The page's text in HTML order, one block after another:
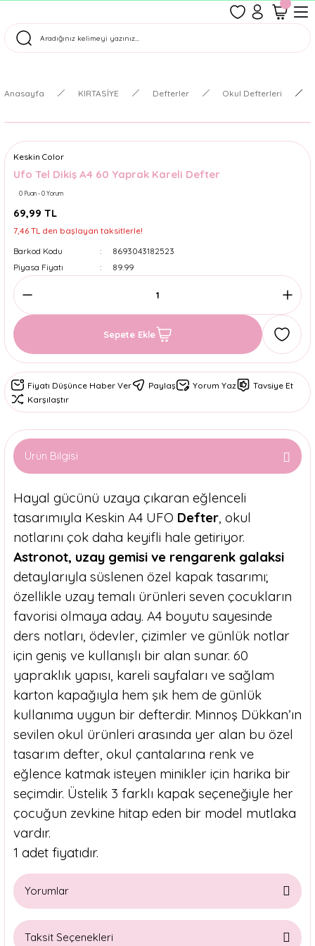
Tüm Siparişler Aynı Gün Kargoda!
Anasayfa KIRTASİYE Defterler Okul Defterleri
Keskin Color
Ufo Tel Dikiş A4 60 Yaprak Kareli Defter
0 Puan - 0 Yorum
69,99 TL
7,46 TL den başlayan taksitlerle!
Barkod Kodu
8693043182523
Piyasa Fiyatı
89.99
Sepete Ekle
Fiyatı Düşünce Haber Ver Paylaş Yorum Yaz
Tavsiye Et
Karşılaştır
Ürün Bilgisi
Hayal gücünü uzaya çıkaran eğlenceli
tasarımıyla Keskin A4 UFO Defter, okul
notlarını çok daha keyifli hale getiriyor.
Astronot, uzay gemisi ve rengarenk galaksi
detaylarıyla süslenen özel kapak tasarımı;
özellikle uzay temalı ürünleri seven çocukların
favorisi olmaya aday. A4 boyutu sayesinde
ders notları, ödevler, çizimler ve günlük notlar
için geniş ve kullanışlı bir alan sunar. 60
yapraklık yapısı, kareli sayfaları ve sağlam
karton kapağıyla hem şık hem de günlük
kullanıma uygun bir defterdir. Minnoş Dükkan’ın
sevilen okul ürünleri arasında yer alan bu özel
tasarım defter, okul çantalarına renk ve
eğlence katmak isteyen minikler için harika bir
seçimdir. Üstelik 3 farklı kapak seçeneğiyle her
çocuğun zevkine hitap eden bir model mutlaka
vardır.
1 adet fiyatıdır.
Yorumlar
Taksit Seçenekleri